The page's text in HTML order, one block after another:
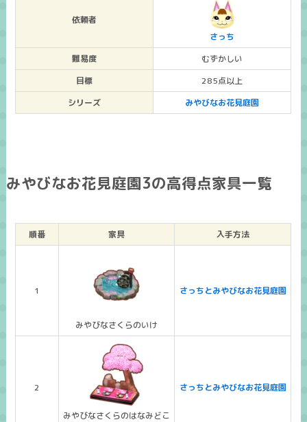
依頼者
さっち
難易度
むずかしい
目標
285点以上
シリーズ
みやびなお花見庭園
みやびなお花見庭園3の高得点家具一覧
順番 家具 入手方法
1
みやびなさくらのいけ
さっちとみやびなお花見庭園
2
みやびなさくらのはなみどこ
さっちとみやびなお花見庭園